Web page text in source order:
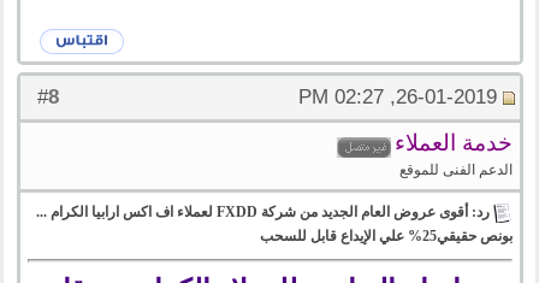
#
8 26-01-2019, 02:27 PM
خدمة العملاء
الدعم الفنى للموقع
رد: أقوى عروض العام الجديد من شركة FXDD لعملاء اف اكس ارابيا الكرام ...
بونص حقيقي25% علي الإيداع قابل للسحب